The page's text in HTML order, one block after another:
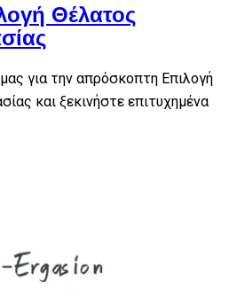
Θέλατος
για την απρόσκοπτη Επιλογή
και ξεκινήστε επιτυχημένα